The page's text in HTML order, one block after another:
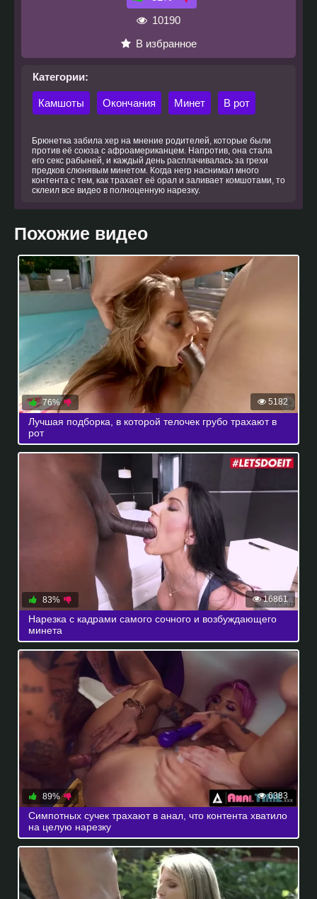
10190
В избранное
Категории:
Камшоты Окончания Минет В рот
Брюнетка забила хер на мнение родителей, которые были
против её союза с афроамериканцем. Напротив, она стала
его секс рабыней, и каждый день расплачивалась за грехи
предков слюнявым минетом. Когда негр наснимал много
контента с тем, как трахает её орал и заливает комшотами, то
склеил все видео в полноценную нарезку.
Похожие видео
5182
76%
Лучшая подборка, в которой телочек грубо трахают в
рот
16861
83%
Нарезка с кадрами самого сочного и возбуждающего
минета
6383
89%
Симпотных сучек трахают в анал, что контента хватило
на целую нарезку